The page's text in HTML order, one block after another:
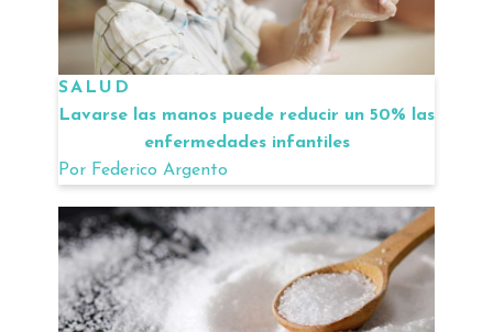
SALUD
Lavarse las manos puede reducir un 50% las
enfermedades infantiles
Por Federico Argento